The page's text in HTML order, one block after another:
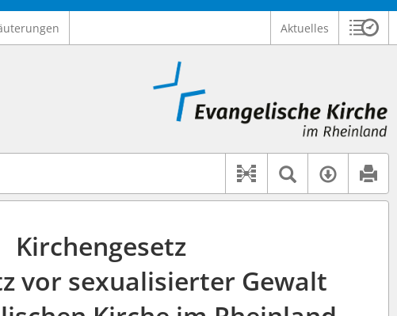
Aktuelles
findet auch: "Pfarrerinitiative" oder "Pfarrerausschuss".
Logo Ev. Kirche im Rheinland
Dokument-
Textsuche
Kirchengesetz
vor sexualisierter Gewalt